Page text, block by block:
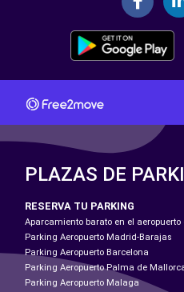
PLAZAS DE
RESERVA TU PARKING
Aparcamiento barato en el aeropuerto
Parking Aeropuerto Madrid-Barajas
Parking Aeropuerto Barcelona
Parking Aeropuerto Palma de
Parking Aeropuerto Malaga